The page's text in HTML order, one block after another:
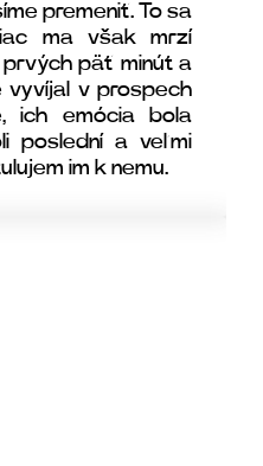
premeniť. To sa
ma však mrzí
päť minút a
v prospech
ich emócia bola
poslední a veľmi
im k nemu.